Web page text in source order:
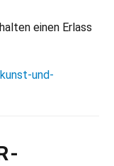
einen Erlass
und-